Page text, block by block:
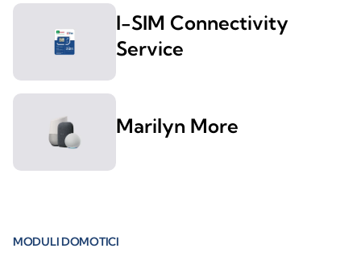
I-SIM Connectivity
Service
Marilyn More
MODULI DOMOTICI